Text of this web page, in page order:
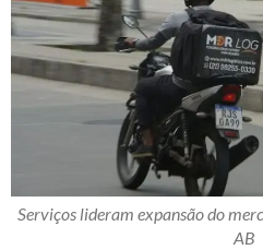
Serviços lideram expansão do
AB